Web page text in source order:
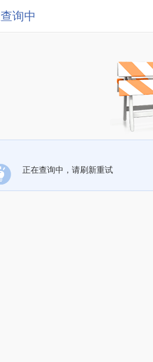
询中
正在查询中，请刷新重试